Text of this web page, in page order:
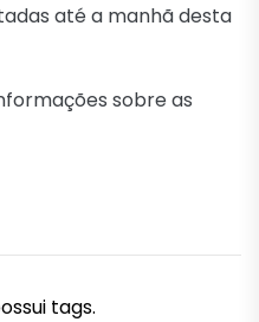
até a manhã desta
sobre as
tags.